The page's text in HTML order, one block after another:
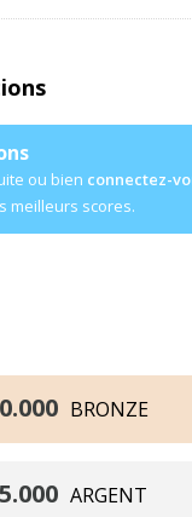
ou bien connectez-
meilleurs scores.
BRONZE
ARGENT